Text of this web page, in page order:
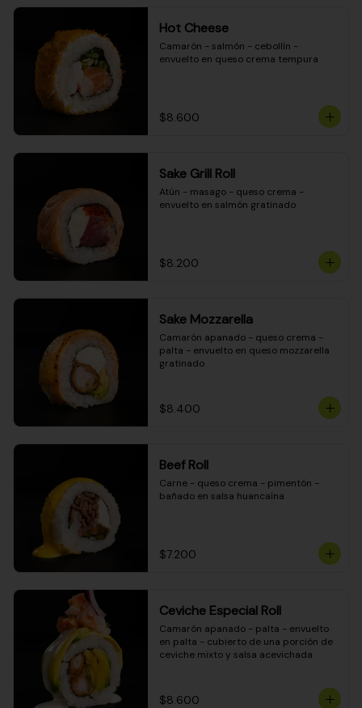
Hot Cheese
Camarón - salmón - cebollín -
envuelto en queso crema tempura
$8.600
Sake Grill Roll
Atún - masago - queso crema -
envuelto en salmón gratinado
$8.200
Sake Mozzarella
Camarón apanado - queso crema -
palta - envuelto en queso mozzarella
gratinado
$8.400
Beef Roll
Carne - queso crema - pimentón -
bañado en salsa huancaína
$7.200
Ceviche Especial Roll
Camarón apanado - palta - envuelto
en palta - cubierto de una porción de
ceviche mixto y salsa acevichada
$8.600